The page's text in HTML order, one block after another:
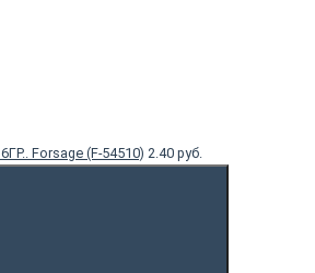
Forsage (F-54510) 2.40 руб.